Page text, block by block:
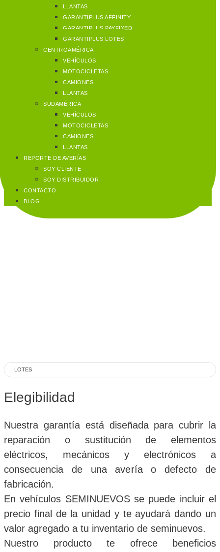
LLANTAS
GARANTIPLUS AFFINITY
GARANTIPLUS PAYFIXED
GARANTIPLUS LOTES
CENTROAMÉRICA
VEHÍCULOS
MOTOCICLETAS
CAMIONES
LLANTAS
SUDAMÉRICA
VEHÍCULOS
MOTOCICLETAS
CAMIONES
LLANTAS
REPORTE DE AVERÍAS
SOY CLIENTE
SOY DISTRIBUIDOR
CONTACTO
BLOG
LOTES
Elegibilidad
Nuestra garantía está diseñada para cubrir la
reparación o sustitución de elementos
eléctricos, mecánicos y electrónicos a
consecuencia de una avería o defecto de
fabricación.
En vehículos SEMINUEVOS se puede incluir el
precio final de la unidad y te ayudará dando un
valor agregado a tu inventario de seminuevos.
Nuestro producto te ofrece beneficios